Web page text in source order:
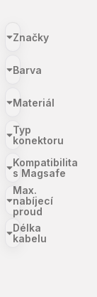
Značky
Barva
Materiál
Typ
konektoru
Kompatibilita
s Magsafe
Max.
nabíjecí
proud
Délka
kabelu